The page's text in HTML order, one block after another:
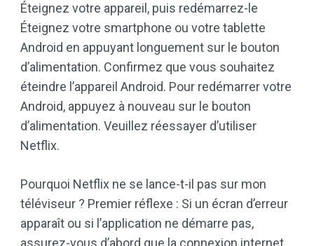
Éteignez votre appareil, puis redémarrez-le
Éteignez votre smartphone ou votre tablette
Android en appuyant longuement sur le bouton
d’alimentation. Confirmez que vous souhaitez
éteindre l’appareil Android. Pour redémarrer votre
Android, appuyez à nouveau sur le bouton
d’alimentation. Veuillez réessayer d’utiliser
Netflix.
Pourquoi Netflix ne se lance-t-il pas sur mon
téléviseur ? Premier réflexe : Si un écran d’erreur
apparaît ou si l’application ne démarre pas,
assurez-vous d’abord que la connexion internet